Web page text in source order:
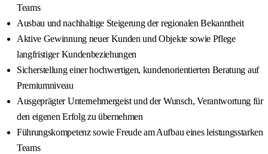
Teams
Ausbau und nachhaltige Steigerung der regionalen Bekanntheit
Aktive Gewinnung neuer Kunden und Objekte sowie Pflege
langfristiger Kundenbeziehungen
Sicherstellung einer hochwertigen, kundenorientierten Beratung auf
Premiumniveau
Ausgeprägter Unternehmergeist und der Wunsch, Verantwortung für
den eigenen Erfolg zu übernehmen
Führungskompetenz sowie Freude am Aufbau eines leistungsstarken
Teams